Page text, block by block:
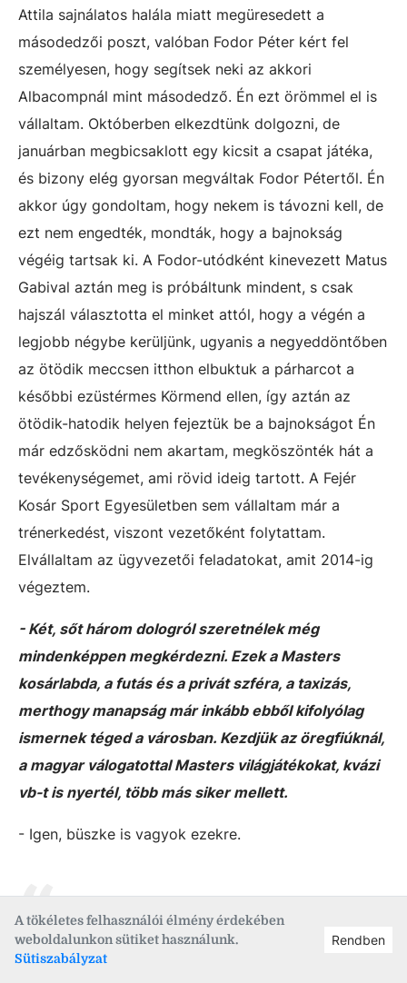
A tökéletes felhasználói élmény érdekében
weboldalunkon sütiket használunk.
Sütiszabályzat
Rendben
Attila sajnálatos halála miatt megüresedett a
másodedzői poszt, valóban Fodor Péter kért fel
személyesen, hogy segítsek neki az akkori
Albacompnál mint másodedző. Én ezt örömmel el is
vállaltam. Októberben elkezdtünk dolgozni, de
januárban megbicsaklott egy kicsit a csapat játéka,
és bizony elég gyorsan megváltak Fodor Pétertől. Én
akkor úgy gondoltam, hogy nekem is távozni kell, de
ezt nem engedték, mondták, hogy a bajnokság
végéig tartsak ki. A Fodor-utódként kinevezett Matus
Gabival aztán meg is próbáltunk mindent, s csak
hajszál választotta el minket attól, hogy a végén a
legjobb négybe kerüljünk, ugyanis a negyeddöntőben
az ötödik meccsen itthon elbuktuk a párharcot a
későbbi ezüstérmes Körmend ellen, így aztán az
ötödik-hatodik helyen fejeztük be a bajnokságot Én
már edzősködni nem akartam, megköszönték hát a
tevékenységemet, ami rövid ideig tartott. A Fejér
Kosár Sport Egyesületben sem vállaltam már a
trénerkedést, viszont vezetőként folytattam.
Elvállaltam az ügyvezetői feladatokat, amit 2014-ig
végeztem.
- Két, sőt három dologról szeretnélek még
mindenképpen megkérdezni. Ezek a Masters
kosárlabda, a futás és a privát szféra, a taxizás,
merthogy manapság már inkább ebből kifolyólag
ismernek téged a városban. Kezdjük az öregfiúknál,
a magyar válogatottal Masters világjátékokat, kvázi
vb-t is nyertél, több más siker mellett.
- Igen, büszke is vagyok ezekre.
2002-ben lehetőségünk volt
kiutazni Melbourne-be, a